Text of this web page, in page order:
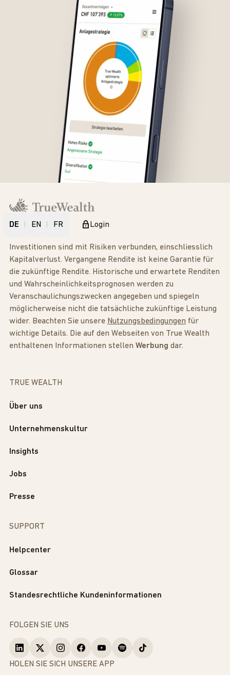
DE EN FR Login
Investitionen sind mit Risiken verbunden, einschliesslich
Kapitalverlust. Vergangene Rendite ist keine Garantie für
die zukünftige Rendite. Historische und erwartete Renditen
und Wahrscheinlichkeitsprognosen werden zu
Veranschaulichungszwecken angegeben und spiegeln
möglicherweise nicht die tatsächliche zukünftige Leistung
wider. Beachten Sie unsere Nutzungsbedingungen für
wichtige Details. Die auf den Webseiten von True Wealth
enthaltenen Informationen stellen Werbung dar.
TRUE WEALTH
Über uns
Unternehmenskultur
Insights
Jobs
Presse
SUPPORT
Helpcenter
Glossar
Standesrechtliche Kundeninformationen
FOLGEN SIE UNS
HOLEN SIE SICH UNSERE APP